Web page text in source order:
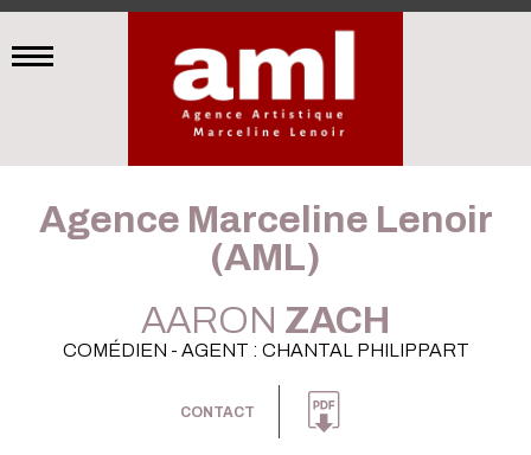
Agence Marceline Lenoir
(AML)
AARON ZACH
COMÉDIEN - AGENT : CHANTAL PHILIPPART
CONTACT